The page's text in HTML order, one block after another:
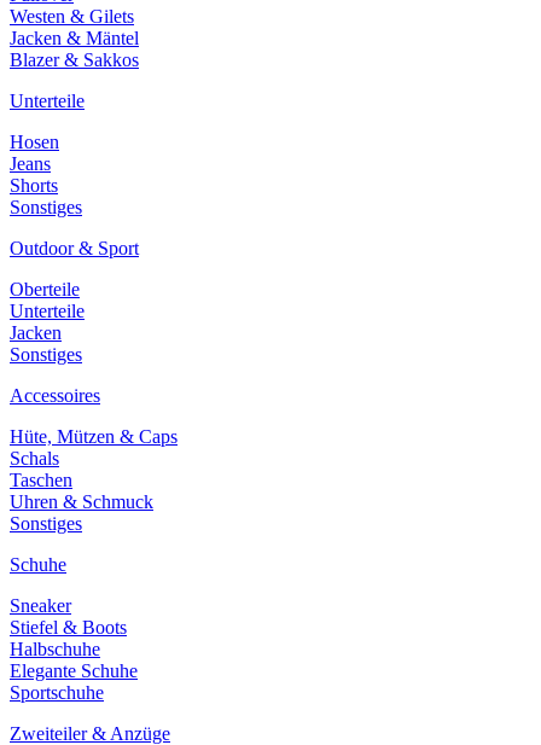
Westen & Gilets
Jacken & Mäntel
Blazer & Sakkos
Unterteile
Hosen
Jeans
Shorts
Sonstiges
Outdoor & Sport
Oberteile
Unterteile
Jacken
Sonstiges
Accessoires
Hüte, Mützen & Caps
Schals
Taschen
Uhren & Schmuck
Sonstiges
Schuhe
Sneaker
Stiefel & Boots
Halbschuhe
Elegante Schuhe
Sportschuhe
Zweiteiler & Anzüge